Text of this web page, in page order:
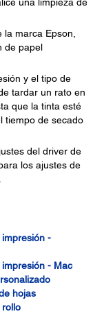
marca Epson,
de papel
y el tipo de
tardar un rato en
que la tinta esté
tiempo de secado
del driver de
los ajustes de
-
- Mac
hojas
rollo